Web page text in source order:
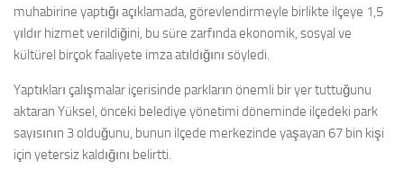
muhabirine yaptığı açıklamada, görevlendirmeyle birlikte ilçeye 1,5
yıldır hizmet verildiğini, bu süre zarfında ekonomik, sosyal ve
kültürel birçok faaliyete imza atıldığını söyledi.
Yaptıkları çalışmalar içerisinde parkların önemli bir yer tuttuğunu
aktaran Yüksel, önceki belediye yönetimi döneminde ilçedeki park
sayısının 3 olduğunu, bunun ilçede merkezinde yaşayan 67 bin kişi
için yetersiz kaldığını belirtti.